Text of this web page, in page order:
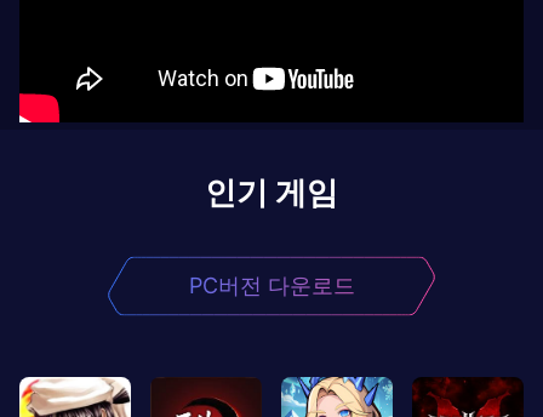
인기 게임
PC버전 다운로드